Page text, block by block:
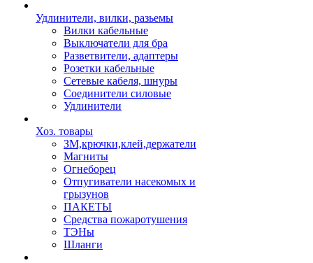
Удлинители, вилки, разьемы
Вилки кабельные
Выключатели для бра
Разветвители, адаптеры
Розетки кабельные
Сетевые кабеля, шнуры
Соединители силовые
Удлинители
Хоз. товары
ЗМ,крючки,клей,держатели
Магниты
Огнеборец
Отпугиватели насекомых и
грызунов
ПАКЕТЫ
Средства пожаротушения
ТЭНы
Шланги